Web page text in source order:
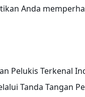
Anda
Pelukis Terkenal
Tanda Tangan